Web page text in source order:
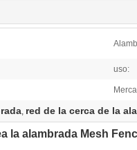
uso:
, red de la cerca de la
la alambrada Mesh